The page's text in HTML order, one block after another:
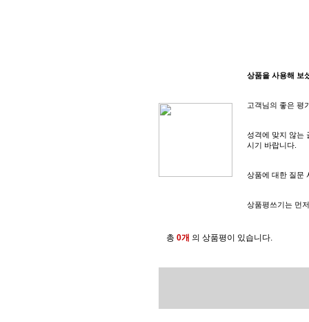
상품을 사용해 보
고객님의 좋은 평
성격에 맞지 않는
시기 바랍니다.
상품에 대한 질문
상품평쓰기는 먼
총 0개 의 상품평이 있습니다.